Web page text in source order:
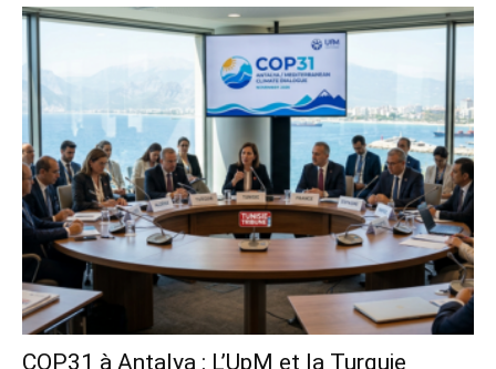
COP31 à Antalya : L’UpM et la Turquie